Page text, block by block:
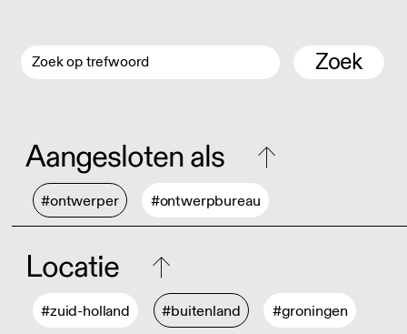
Zoek
Aangesloten als
#ontwerper #ontwerpbureau
Locatie
#zuid-holland #buitenland #groningen